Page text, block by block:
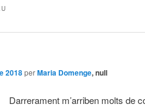
2018 perMaria Domenge, null
Darrerament m’arriben molts de